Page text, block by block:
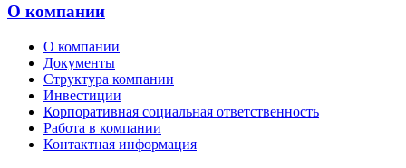
О компании
О компании
Документы
Структура компании
Инвестиции
Корпоративная социальная ответственность
Работа в компании
Контактная информация